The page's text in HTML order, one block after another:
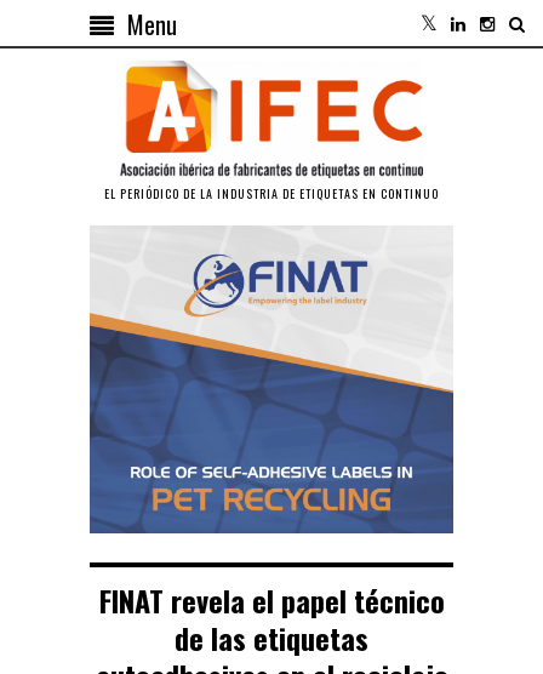
Menu
EL PERIÓDICO DE LA INDUSTRIA DE ETIQUETAS EN CONTINUO
FINAT revela el papel técnico
de las etiquetas